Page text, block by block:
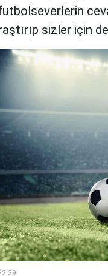
sizler için